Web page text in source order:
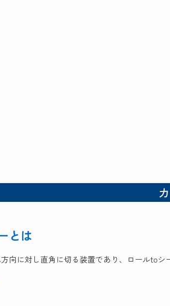
とは
向に対し直角に切る装置であり、ロールtoシ